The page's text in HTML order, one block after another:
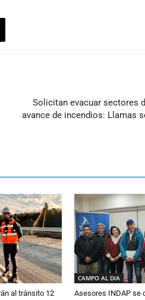
Solicitan evacuar sectores
avance de incendios: Llamas
al tránsito 12
CAMPO AL DIA
Asesores INDAP se